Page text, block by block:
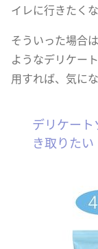
イレに行きたく
そういった場合は
ようなデリケー
用すれば、気に
デリケー
き取りたい